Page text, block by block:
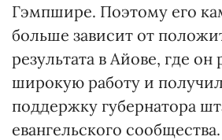
Гэмпшире. Поэтому его
больше зависит от
результата в Айове, где он
широкую работу и
поддержку губернатора
евангельского сообщества.